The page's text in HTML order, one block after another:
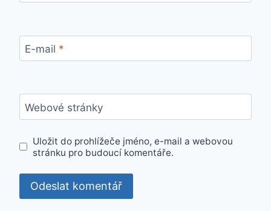
E-mail *
Webové stránky
Uložit do prohlížeče jméno, e-mail a webovou
stránku pro budoucí komentáře.